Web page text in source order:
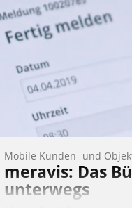
Mobile Kunden- und
meravis: Das
unterwegs